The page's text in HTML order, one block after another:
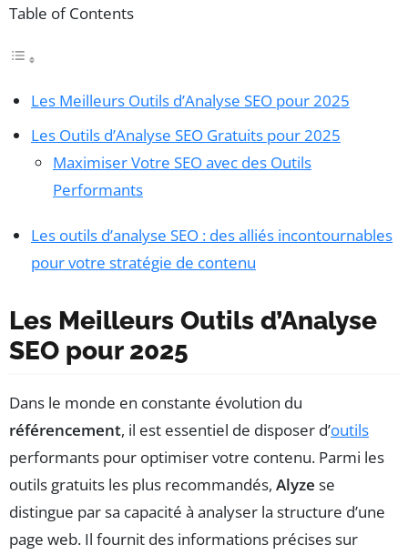
Table of Contents
Les Meilleurs Outils d’Analyse SEO pour 2025
Les Outils d’Analyse SEO Gratuits pour 2025
Maximiser Votre SEO avec des Outils
Performants
Les outils d’analyse SEO : des alliés incontournables
pour votre stratégie de contenu
Les Meilleurs Outils d’Analyse
SEO pour 2025
Dans le monde en constante évolution du
référencement, il est essentiel de disposer d’outils
performants pour optimiser votre contenu. Parmi les
outils gratuits les plus recommandés, Alyze se
distingue par sa capacité à analyser la structure d’une
page web. Il fournit des informations précises sur